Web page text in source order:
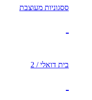
ססגוניות מעוצבת
בית דואלי / 2